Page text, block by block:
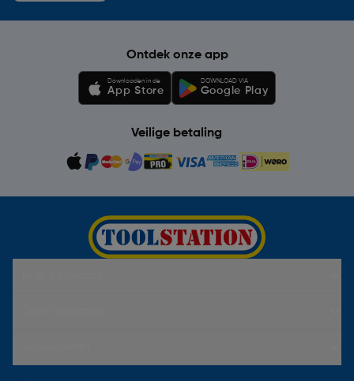
Ontdek onze app
Downloaden in de
App Store
DOWNLOAD VIA
Google Play
Veilige betaling